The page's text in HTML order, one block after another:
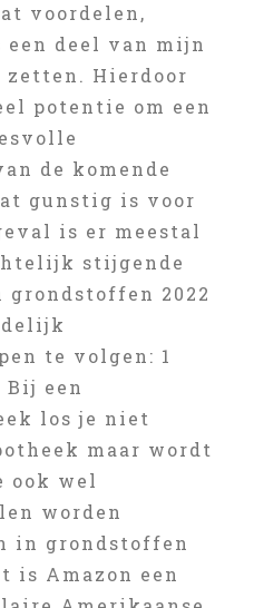
voordelen,
een deel van mijn
Hierdoor
potentie om een
de komende
gunstig is voor
is er meestal
stijgende
2022
te volgen: 1
een
los je niet
maar wordt
ook wel
worden
in grondstoffen
is Amazon een